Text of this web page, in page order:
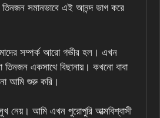
সমানভাবে এই আনন্দ ভাগ করে
সম্পর্ক আরো গভীর হল। এখন
তিনজন একসাথে বিছানায়। কখনো বাবা
আমি শুরু করি।
নেয়। আমি এখন পুরোপুরি আত্মবিশ্বাসী